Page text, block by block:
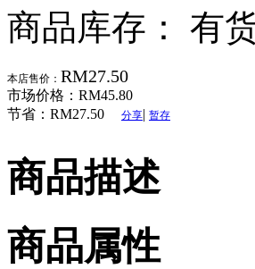
商品库存： 有
本店售价： RM27.50
市场价格： RM45.80
节省： RM27.50 分享| 暂存
商品描述
商品属性